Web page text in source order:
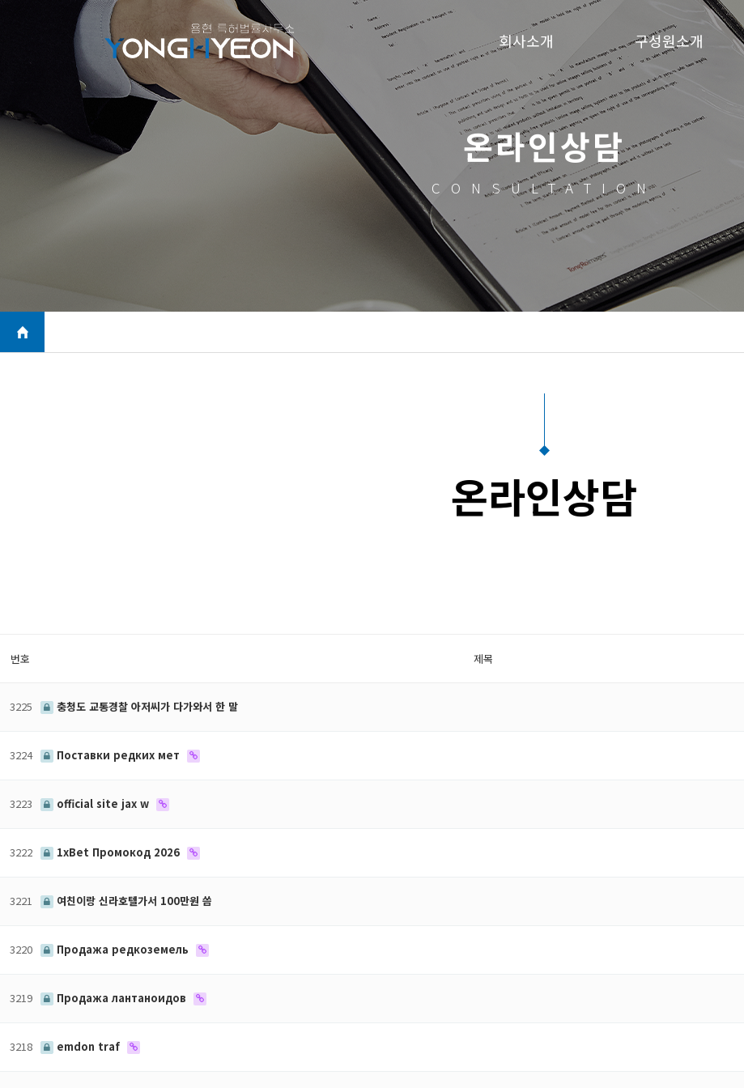
회사소개 구성원소개
온라인상담
CONSULTATION
온라인상담
번호 제목
3225 충청도 교통경찰 아저씨가 다가와서 한 말
3224 Поставки редких мет
3223 official site jax w
3222 1xBet Промокод 2026
3221 여친이랑 신라호텔가서 100만원 씀
3220 Продажа редкоземель
3219 Продажа лантаноидов
3218 emdon traf